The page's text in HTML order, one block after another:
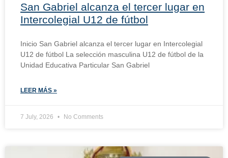
San Gabriel alcanza el tercer lugar en
Intercolegial U12 de fútbol
Inicio San Gabriel alcanza el tercer lugar en Intercolegial
U12 de fútbol La selección masculina U12 de fútbol de la
Unidad Educativa Particular San Gabriel
LEER MÁS »
7 July, 2026 No Comments